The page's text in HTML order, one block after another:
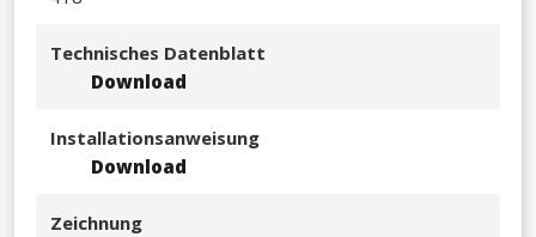
Technisches Datenblatt
Download
Installationsanweisung
Download
Zeichnung